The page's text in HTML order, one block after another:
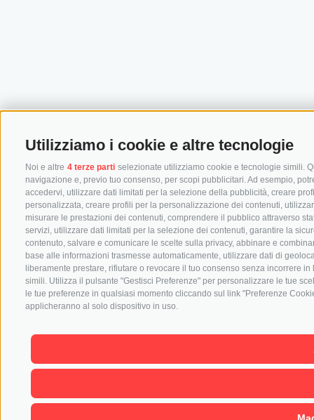
Utilizziamo i cookie e altre tecnologie
Noi e altre 4 terze parti selezionate utilizziamo cookie e tecnologie simili.
navigazione e, previo tuo consenso, per scopi pubblicitari. Ad esempio,
accedervi, utilizzare dati limitati per la selezione della pubblicità, creare
personalizzata, creare profili per la personalizzazione dei contenuti,
misurare le prestazioni dei contenuti, comprendere il pubblico attraverso
servizi, utilizzare dati limitati per la selezione dei contenuti, garantire la
contenuto, salvare e comunicare le scelte sulla privacy, abbinare e
base alle informazioni trasmesse automaticamente, utilizzare dati di
liberamente prestare, rifiutare o revocare il tuo consenso senza incorrere
simili. Utilizza il pulsante "Gestisci Preferenze" per personalizzare le tue
le tue preferenze in qualsiasi momento cliccando sul link "Preferenze
applicheranno al solo dispositivo in uso.